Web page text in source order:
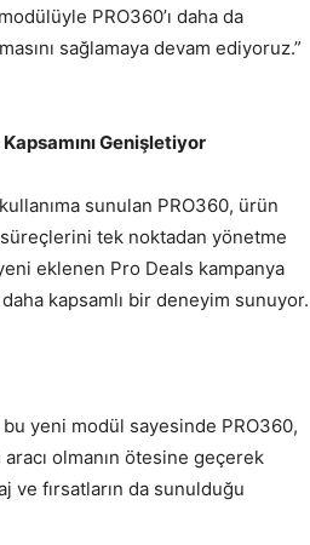
PRO360’ı daha da
sağlamaya devam ediyoruz.”
Genişletiyor
sunulan PRO360, ürün
tek noktadan yönetme
eklenen Pro Deals kampanya
kapsamlı bir deneyim sunuyor.
yeni modül sayesinde PRO360,
olmanın ötesine geçerek
ve fırsatların da sunulduğu